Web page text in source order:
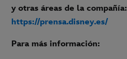
y otras áreas de la compañía:
https://prensa.disney.es/
Para más información: